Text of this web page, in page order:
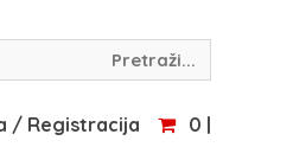
/ Registracija
0 |